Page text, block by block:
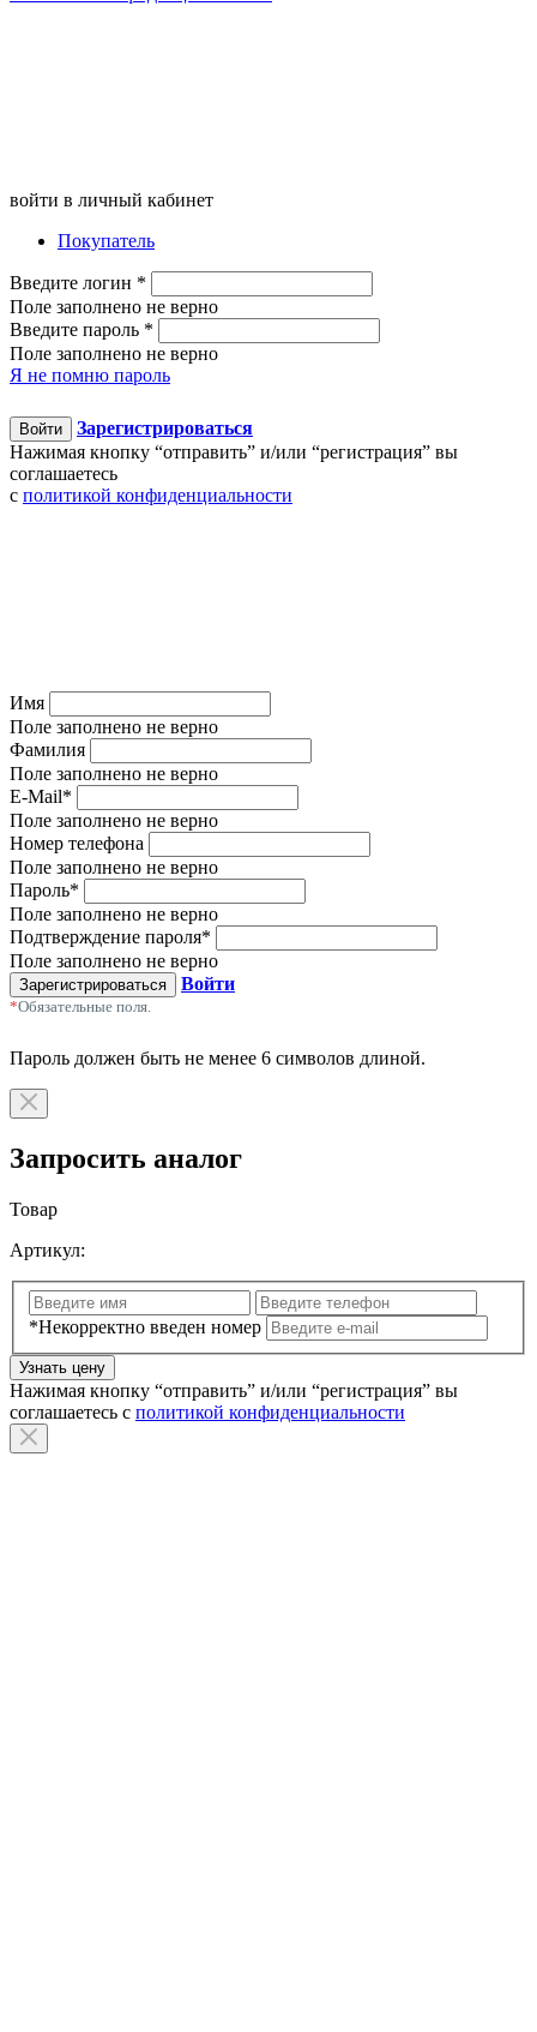
войти в личный кабинет
Покупатель
Введите логин *
Поле заполнено не верно
Введите пароль *
Поле заполнено не верно
Я не помню пароль
Войти
Зарегистрироваться
Нажимая кнопку “отправить” и/или “регистрация” вы
соглашаетесь
c политикой конфиденциальности
Имя
Поле заполнено не верно
Фамилия
Поле заполнено не верно
E-Mail*
Поле заполнено не верно
Номер телефона
Поле заполнено не верно
Пароль*
Поле заполнено не верно
Подтверждение пароля*
Поле заполнено не верно
Зарегистрироваться Войти
*Обязательные поля.
Пароль должен быть не менее 6 символов длиной.
Запросить аналог
Товар
Артикул:
*Некорректно введен номер
Узнать цену
Нажимая кнопку “отправить” и/или “регистрация” вы
соглашаетесь с политикой конфиденциальности